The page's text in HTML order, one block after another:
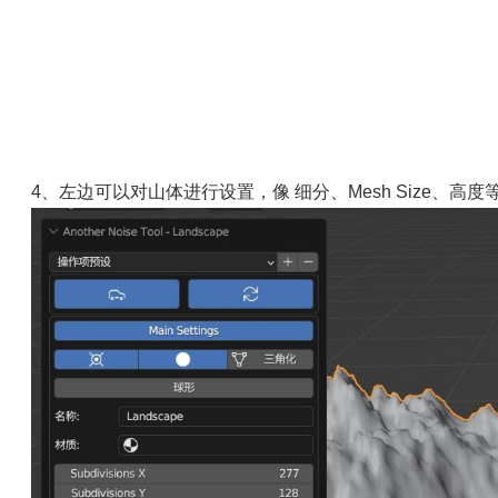
3、按“shift+a”键，选择“网格”--“Landscape”，创建一个山